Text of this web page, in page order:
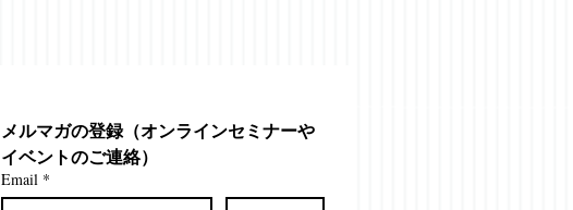
メルマガの登録（オンラインセミナーや
イベントのご連絡）
Email *